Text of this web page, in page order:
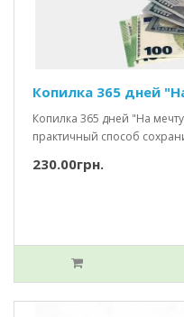
Копилка 365 дней
Копилка 365 дней "На
практичный способ
230.00грн.